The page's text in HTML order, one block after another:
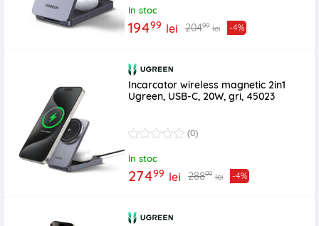
In stoc
19499 lei 20499 lei -4%
Incarcator wireless magnetic 2in1
Ugreen, USB-C, 20W, gri, 45023
(0)
In stoc
27499 lei 28899 lei -4%